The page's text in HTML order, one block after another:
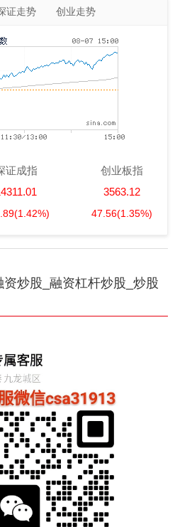
证走势 创业走势
证成指
(1.42%)
创业板指
3563.12
47.56(1.35%)
炒股_融资杠杆炒股_炒股